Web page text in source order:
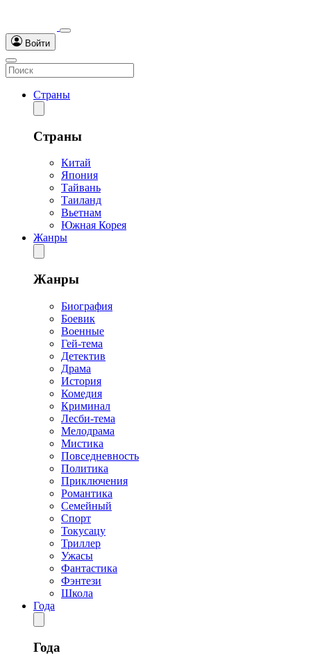
Войти
Страны
Страны
Китай
Япония
Тайвань
Таиланд
Вьетнам
Южная Корея
Жанры
Жанры
Биография
Боевик
Военные
Гей-тема
Детектив
Драма
История
Комедия
Криминал
Лесби-тема
Мелодрама
Мистика
Повседневность
Политика
Приключения
Романтика
Семейный
Спорт
Токусацу
Триллер
Ужасы
Фантастика
Фэнтези
Школа
Года
Года